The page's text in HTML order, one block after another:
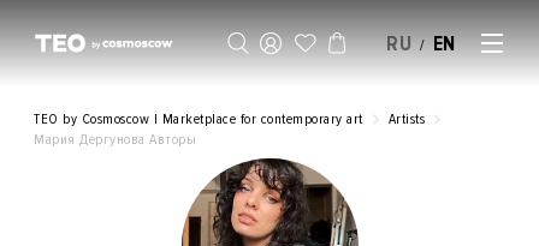
RU / EN
TEO by Cosmoscow | Marketplace for contemporary art
Artists
Мария Дергунова Авторы